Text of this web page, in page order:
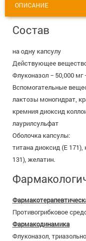
ОПИСАНИЕ
Состав
на одну капсулу
Действующее
Флуконазол − 50,000 мг
Вспомогательные
лактозы моногидрат,
кремния диоксид
лаурилсульфат
Оболочка капсулы:
титана диоксид (Е
131), желатин.
Противогрибковое
Фармакодинамика
Флуконазол,